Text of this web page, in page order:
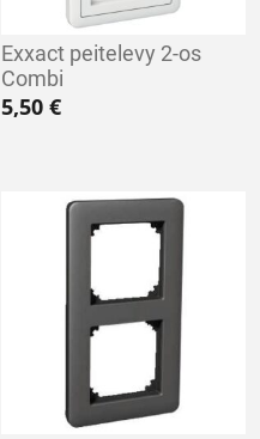
Exxact peitelevy 2-os
Combi
5,50€